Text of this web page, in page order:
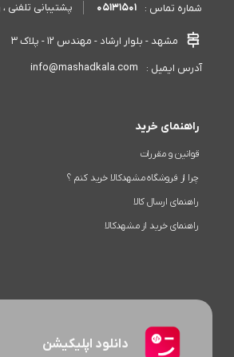
شماره تماس : 05131501 پشتیبانی تلفنی ، روزهای
مشهد - بلوار ارشاد - مهندس 12 - پلاک 3
آدرس ایمیل :
info@mashadkala.com
راهنمای خرید
قوانین و مقررات
چرا از فروشگاه مشهدکالا خرید کنم ؟
راهنمای ارسال کالا
راهنمای خرید از مشهدکالا
دانلود اپلیکیشن